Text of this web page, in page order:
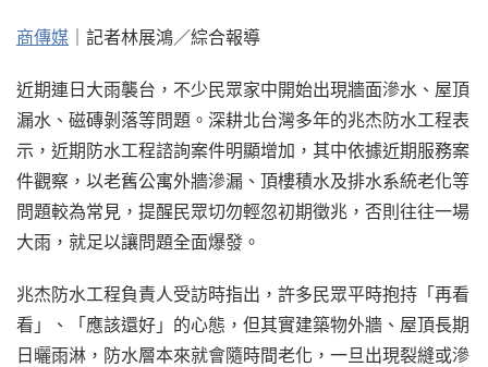
商傳媒 ｜記者林展鴻／綜合報導
近期連日大雨襲台，不少民眾家中開始出現牆面滲水、屋頂
漏水、磁磚剝落等問題。深耕北台灣多年的兆杰防水工程表
示，近期防水工程諮詢案件明顯增加，其中依據近期服務案
件觀察，以老舊公寓外牆滲漏、頂樓積水及排水系統老化等
問題較為常見，提醒民眾切勿輕忽初期徵兆，否則往往一場
大雨，就足以讓問題全面爆發。
兆杰防水工程負責人受訪時指出，許多民眾平時抱持「再看
看」、「應該還好」的心態，但其實建築物外牆、屋頂長期
日曬雨淋，防水層本來就會隨時間老化，一旦出現裂縫或滲